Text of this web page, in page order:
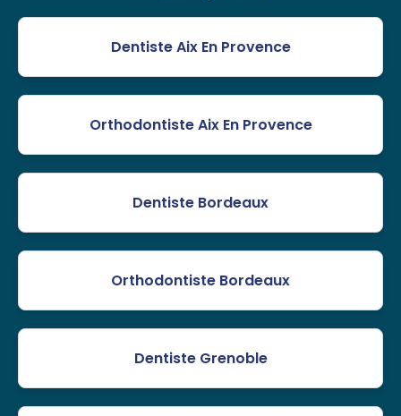
Dentiste Aix En Provence
Orthodontiste Aix En Provence
Dentiste Bordeaux
Orthodontiste Bordeaux
Dentiste Grenoble